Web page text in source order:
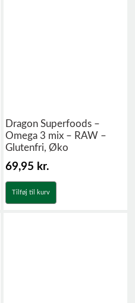
Dragon Superfoods –
Omega 3 mix – RAW –
Glutenfri, Øko
69,95 kr.
Tilføj til kurv